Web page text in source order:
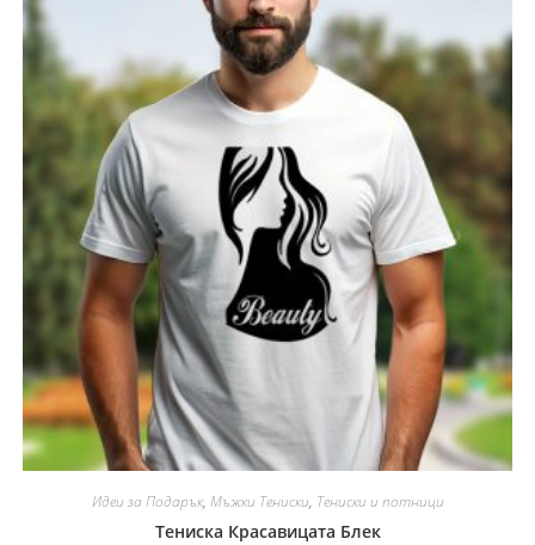
Идеи за Подарък, Мъжки Тениски, Тениски и потници
Тениска Красавицата Блек